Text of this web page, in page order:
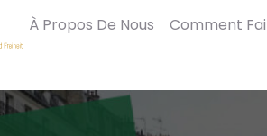
À Propos De Nous Comment